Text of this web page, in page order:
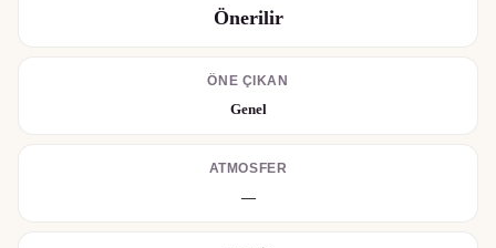
Önerilir
ÖNE ÇIKAN
Genel
ATMOSFER
—